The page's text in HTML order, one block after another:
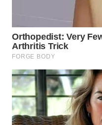
WN
LABUHANBATU
TAPANULI
TENGAH
WN DELI
SERDANG